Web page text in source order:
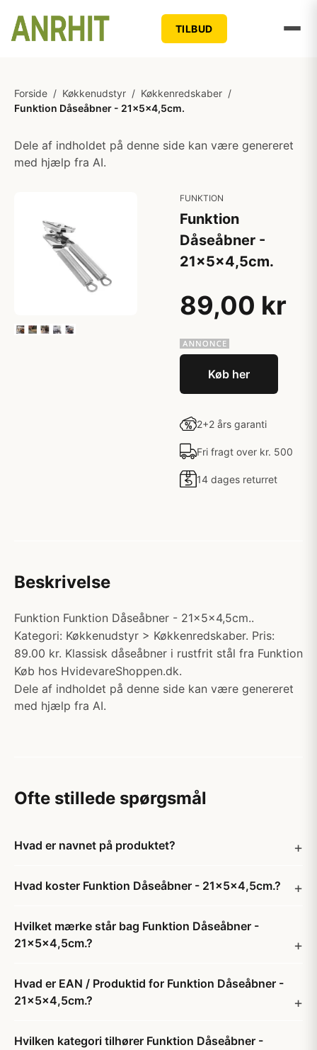
TILBUD
Forside / Køkkenudstyr / Køkkenredskaber /
Funktion Dåseåbner - 21x5x4,5cm.
Dele af indholdet på denne side kan være genereret
med hjælp fra AI.
FUNKTION
Funktion
Dåseåbner -
21x5x4,5cm.
89,00 kr
Køb her
2+2 års garanti
Fri fragt over kr. 500
14 dages returret
Beskrivelse
Funktion Funktion Dåseåbner - 21x5x4,5cm..
Kategori: Køkkenudstyr > Køkkenredskaber. Pris:
89.00 kr. Klassisk dåseåbner i rustfrit stål fra Funktion
Køb hos HvidevareShoppen.dk.
Dele af indholdet på denne side kan være genereret
med hjælp fra AI.
Ofte stillede spørgsmål
Hvad er navnet på produktet?
Hvad koster Funktion Dåseåbner - 21x5x4,5cm.?
Hvilket mærke står bag Funktion Dåseåbner -
21x5x4,5cm.?
Hvad er EAN / Produktid for Funktion Dåseåbner -
21x5x4,5cm.?
Hvilken kategori tilhører Funktion Dåseåbner -